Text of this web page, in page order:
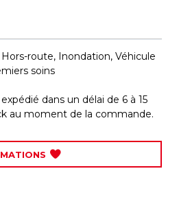
Hors-route, Inondation,Véhicule
soins
dans un délai de 6 à 15
au moment de la commande.